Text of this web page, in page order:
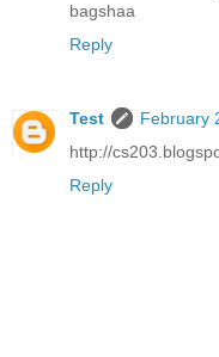
bagshaa
Reply
Test
February
http://
Reply